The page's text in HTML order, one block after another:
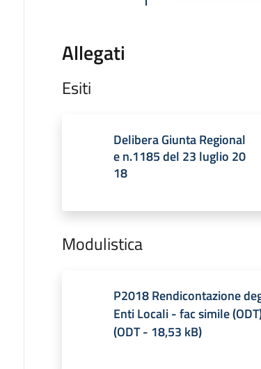
Allegati
Esiti
Delibera Giunta Regional
e n.1185 del 23 luglio 20
18
Modulistica
P2018 Rendicontazione
Enti Locali - fac simile
(ODT- 18,53 kB)